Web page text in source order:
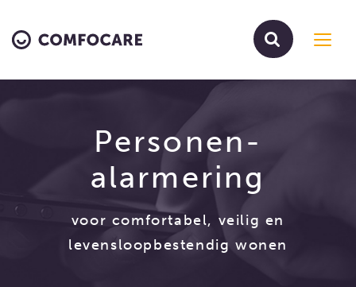
Personen-
alarmering
voor comfortabel, veilig en
levensloopbestendig wonen